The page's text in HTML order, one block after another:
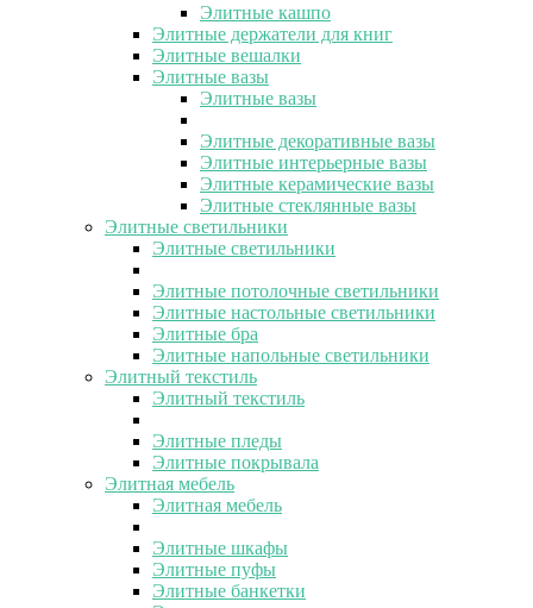
Элитные кашпо
Элитные держатели для книг
Элитные вешалки
Элитные вазы
Элитные вазы
Элитные декоративные вазы
Элитные интерьерные вазы
Элитные керамические вазы
Элитные стеклянные вазы
Элитные светильники
Элитные светильники
Элитные потолочные светильники
Элитные настольные светильники
Элитные бра
Элитные напольные светильники
Элитный текстиль
Элитный текстиль
Элитные пледы
Элитные покрывала
Элитная мебель
Элитная мебель
Элитные шкафы
Элитные пуфы
Элитные банкетки